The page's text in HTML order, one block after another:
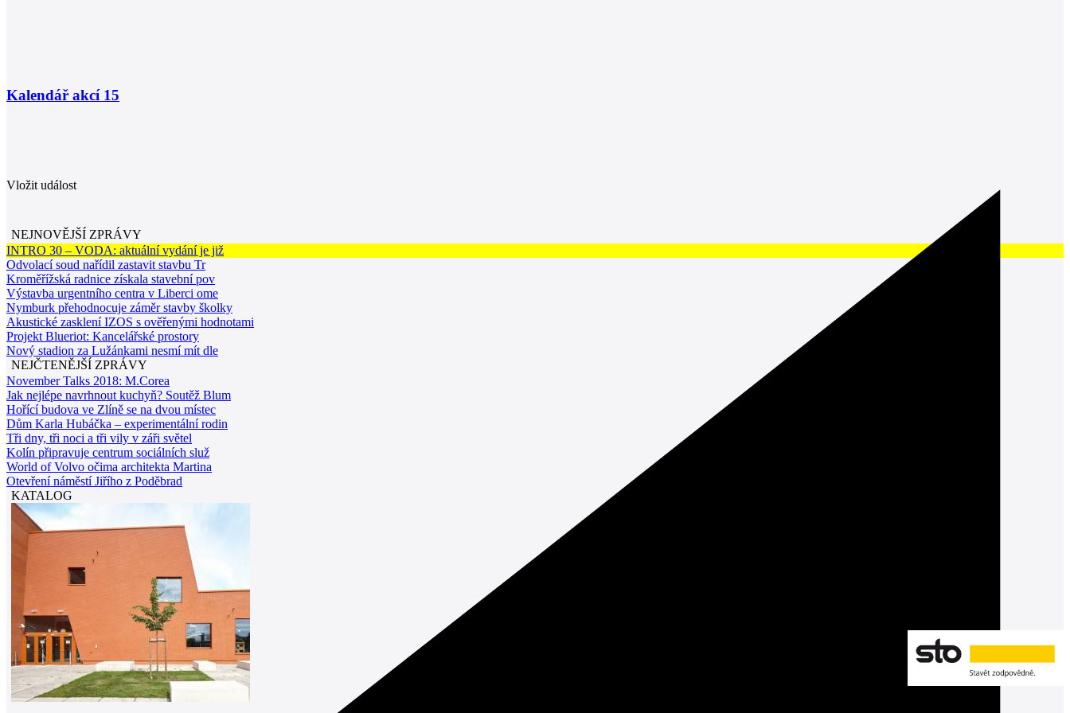
Kalendář akcí 15
Vložit událost
NEJNOVĚJŠÍ ZPRÁVY
INTRO 30 – VODA: aktuální vydání je již
Odvolací soud nařídil zastavit stavbu Tr
Kroměřížská radnice získala stavební pov
Výstavba urgentního centra v Liberci ome
Nymburk přehodnocuje záměr stavby školky
Akustické zasklení IZOS s ověřenými hodnotami
Projekt Blueriot: Kancelářské prostory
Nový stadion za Lužánkami nesmí mít dle
NEJČTENĚJŠÍ ZPRÁVY
November Talks 2018: M.Corea
Jak nejlépe navrhnout kuchyň? Soutěž Blum
Hořící budova ve Zlíně se na dvou místec
Dům Karla Hubáčka – experimentální rodin
Tři dny, tři noci a tři vily v záři světel
Kolín připravuje centrum sociálních služ
World of Volvo očima architekta Martina
Otevření náměstí Jiřího z Poděbrad
KATALOG